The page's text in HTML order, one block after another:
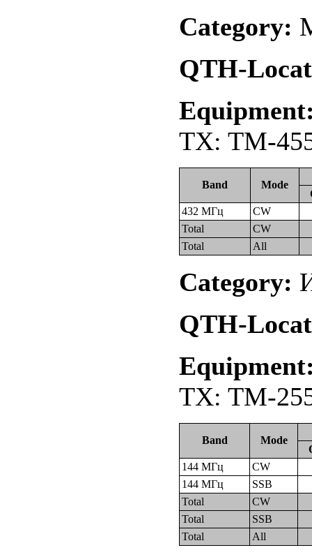
Category:
QTH-
TX: TM-
Band Mode
432 МГц
CW
Total
CW
Total
All
Category:
QTH-
TX: TM-
Band Mode
144 МГц
CW
144 МГц
SSB
Total
CW
Total
SSB
Total
All